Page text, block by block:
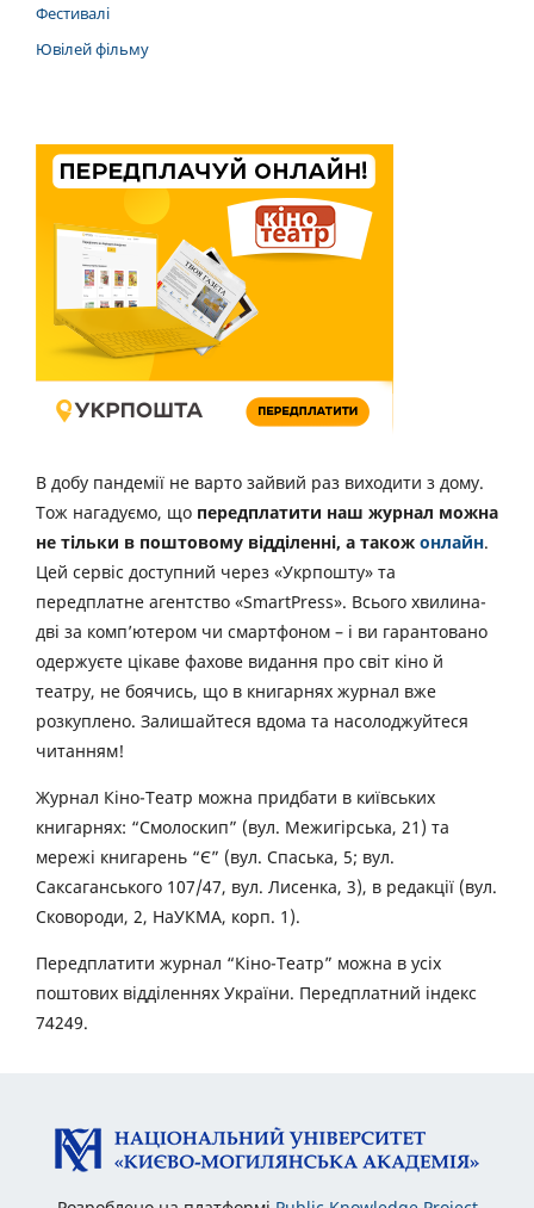
Фестивалі
Ювілей фільму
В добу пандемії не варто зайвий раз виходити з дому.
Тож нагадуємо, що передплатити наш журнал можна
не тільки в поштовому відділенні, а також онлайн.
Цей сервіс доступний через «Укрпошту» та
передплатне агентство «SmartPress». Всього хвилина-
дві за комп’ютером чи смартфоном – і ви гарантовано
одержуєте цікаве фахове видання про світ кіно й
театру, не боячись, що в книгарнях журнал вже
розкуплено. Залишайтеся вдома та насолоджуйтеся
читанням!
Журнал Кіно-Театр можна придбати в київських
книгарнях: “Смолоскип” (вул. Межигірська, 21) та
мережі книгарень “Є” (вул. Спаська, 5; вул.
Саксаганського 107/47, вул. Лисенка, 3), в редакції (вул.
Сковороди, 2, НаУКМА, корп. 1).
Передплатити журнал “Кіно-Театр” можна в усіх
поштових відділеннях України. Передплатний індекс
74249.